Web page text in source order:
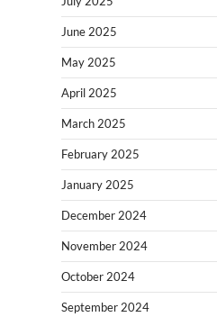
June 2025
May 2025
April 2025
March 2025
February 2025
January 2025
December 2024
November 2024
October 2024
September 2024